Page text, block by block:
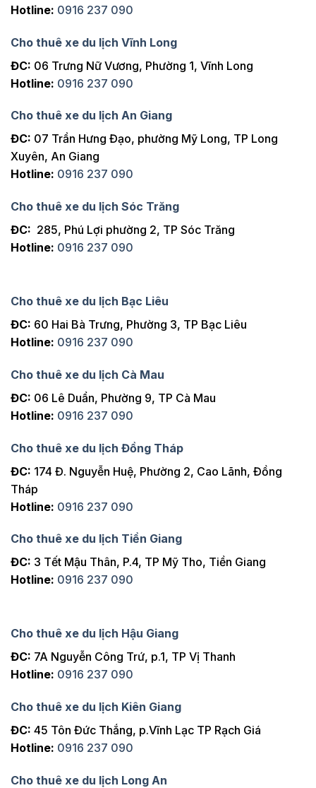
Hotline: 0916 237 090
Cho thuê xe du lịch Vĩnh Long
ĐC: 06 Trưng Nữ Vương, Phường 1, Vĩnh Long
Hotline: 0916 237 090
Cho thuê xe du lịch An Giang
ĐC: 07 Trần Hưng Đạo, phường Mỹ Long, TP Long
Xuyên, An Giang
Hotline: 0916 237 090
Cho thuê xe du lịch Sóc Trăng
ĐC: 285, Phú Lợi phường 2, TP Sóc Trăng
Hotline: 0916 237 090
Cho thuê xe du lịch Bạc Liêu
ĐC: 60 Hai Bà Trưng, Phường 3, TP Bạc Liêu
Hotline: 0916 237 090
Cho thuê xe du lịch Cà Mau
ĐC: 06 Lê Duẩn, Phường 9, TP Cà Mau
Hotline: 0916 237 090
Cho thuê xe du lịch Đồng Tháp
ĐC: 174 Đ. Nguyễn Huệ, Phường 2, Cao Lãnh, Đồng
Tháp
Hotline: 0916 237 090
Cho thuê xe du lịch Tiền Giang
ĐC: 3 Tết Mậu Thân, P.4, TP Mỹ Tho, Tiền Giang
Hotline: 0916 237 090
Cho thuê xe du lịch Hậu Giang
ĐC: 7A Nguyễn Công Trứ, p.1, TP Vị Thanh
Hotline: 0916 237 090
Cho thuê xe du lịch Kiên Giang
ĐC: 45 Tôn Đức Thắng, p.Vĩnh Lạc TP Rạch Giá
Hotline: 0916 237 090
Cho thuê xe du lịch Long An